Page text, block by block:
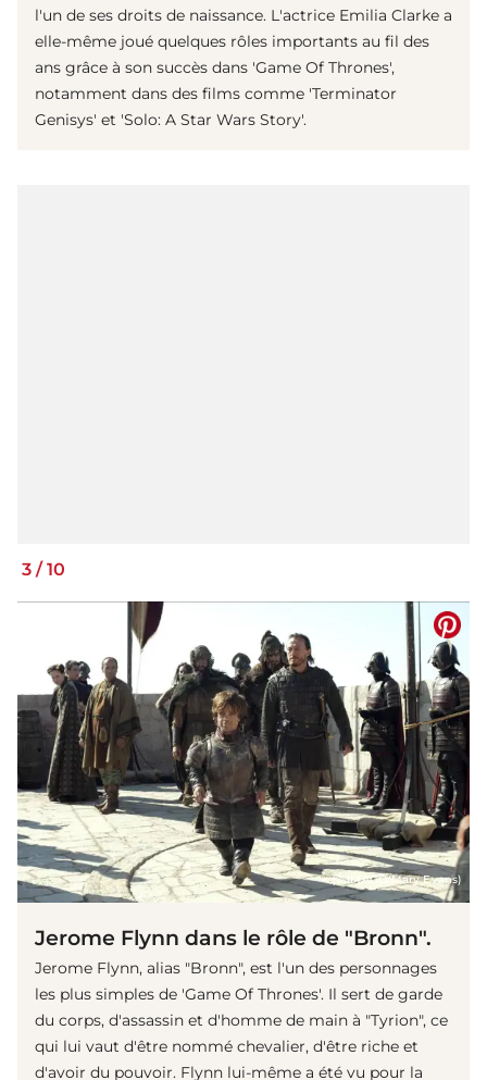
l'un de ses droits de naissance. L'actrice Emilia Clarke a
elle-même joué quelques rôles importants au fil des
ans grâce à son succès dans 'Game Of Thrones',
notamment dans des films comme 'Terminator
Genisys' et 'Solo: A Star Wars Story'.
3 /10
(© IMAGO/Mary Evans)
Jerome Flynn dans le rôle de "Bronn".
Jerome Flynn, alias "Bronn", est l'un des personnages
les plus simples de 'Game Of Thrones'. Il sert de garde
du corps, d'assassin et d'homme de main à "Tyrion", ce
qui lui vaut d'être nommé chevalier, d'être riche et
d'avoir du pouvoir. Flynn lui-même a été vu pour la